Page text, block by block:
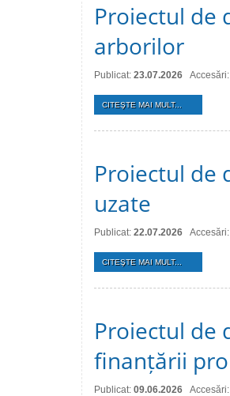
Proiectul de
arborilor
Publicat: 23.07.2026
CITEŞTE MAI MULT...
Proiectul de
uzate
Publicat: 22.07.2026
CITEŞTE MAI MULT...
Proiectul de
finanțării
Publicat: 09.06.2026